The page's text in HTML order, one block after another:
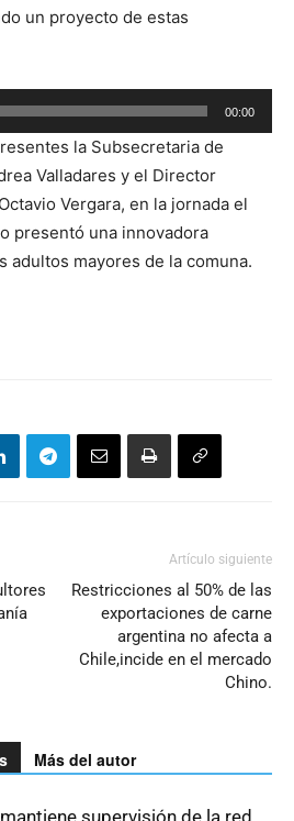
un proyecto de estas
00:00
la Subsecretaria de
Valladares y el Director
Vergara, en la jornada el
presentó una innovadora
adultos mayores de la comuna.
Artículo siguiente
Restricciones al 50% de las
exportaciones de carne
argentina no afecta a
Chile,incide en el mercado
Chino.
Más del autor
supervisión de la red